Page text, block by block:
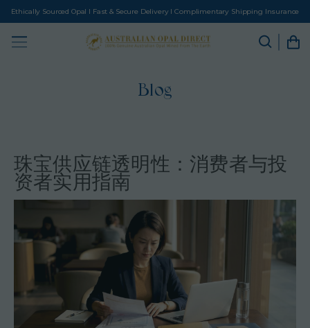
Ethically Sourced Opal I Fast & Secure Delivery I Complimentary Shipping Insurance
Blog
珠宝供应链透明性：消费者与投
资者实用指南